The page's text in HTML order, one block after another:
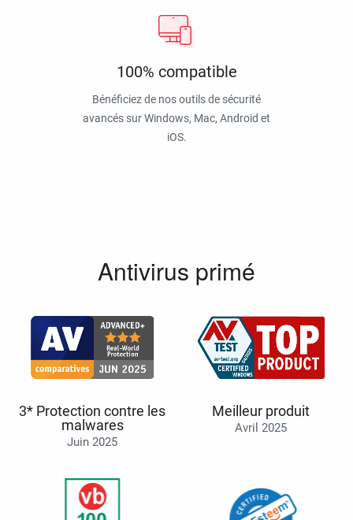
100% compatible
Bénéficiez de nos outils de sécurité
avancés sur Windows, Mac, Android et
iOS.
Antivirus primé
3* Protection contre les
malwares
Juin 2025
Meilleur produit
Avril 2025